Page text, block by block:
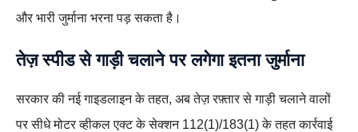
और भारी जुर्माना भरना पड़ सकता है।
तेज़ स्पीड से गाड़ी चलानेपर लगेगा इतना जुर्माना
सरकार की नई गाइडलाइन के तहत, अब तेज़ रफ़्तार से गाड़ी चलाने वालों
पर सीधे मोटर व्हीकल एक्ट के सेक्शन 112(1)/183(1) के तहत कार्रवाई